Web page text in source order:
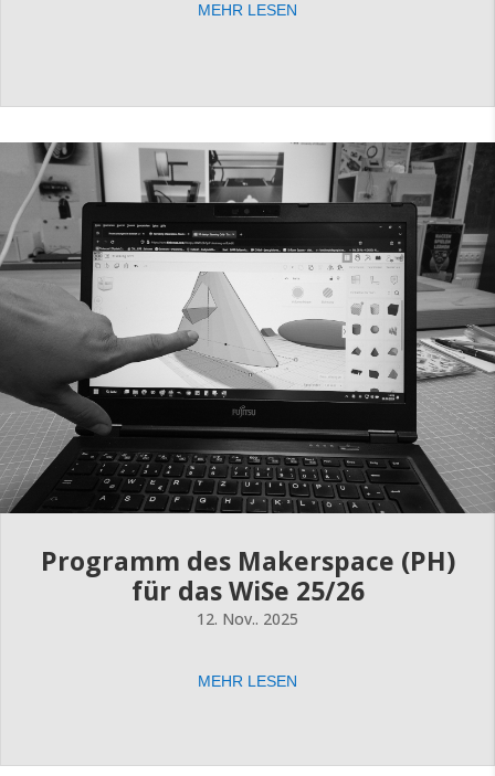
MEHR LESEN
Programm des Makerspace (PH)
für das WiSe 25/26
12. Nov.. 2025
MEHR LESEN